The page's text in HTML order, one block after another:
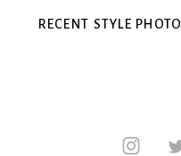
RECENT STYLE PHOTO